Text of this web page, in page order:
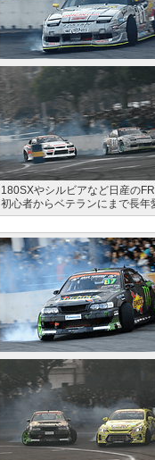
180SXやシルビアなど日産の
初心者からベテランにまで長